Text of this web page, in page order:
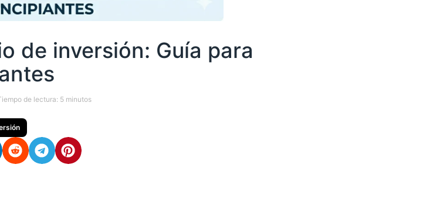
de inversión: Guía para
de lectura: 5 minutos